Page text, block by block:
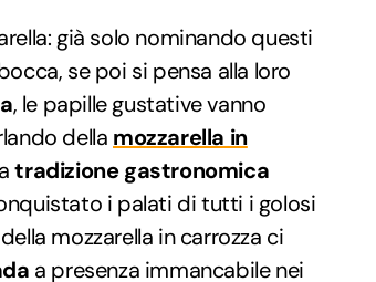
già solo nominando questi
se poi si pensa alla loro
, le papille gustative vanno
della mozzarella in
tradizione gastronomica
i palati di tutti i golosi
mozzarella in carrozza ci
a presenza immancabile nei